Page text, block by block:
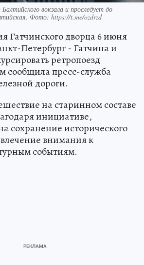
вокзала и проследует до
Фото: https://t.me/ozdrzd
Гатчинского дворца 6 июня
Петербург - Гатчина и
ретропоезд
сообщила пресс-служба
дороги.
на старинном составе
инициативе,
сохранение исторического
внимания к
событиям.